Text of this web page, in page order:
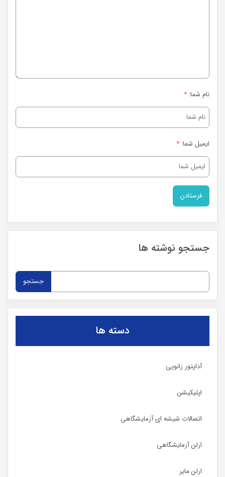
نام شما: *
ایمیل شما: *
جستجو نوشته ها
برای:
دسته ها
آداپتور زانویی
اپلیکیشن
اتصالات شیشه ای آزمایشگاهی
ارلن آزمایشگاهی
ارلن مایر